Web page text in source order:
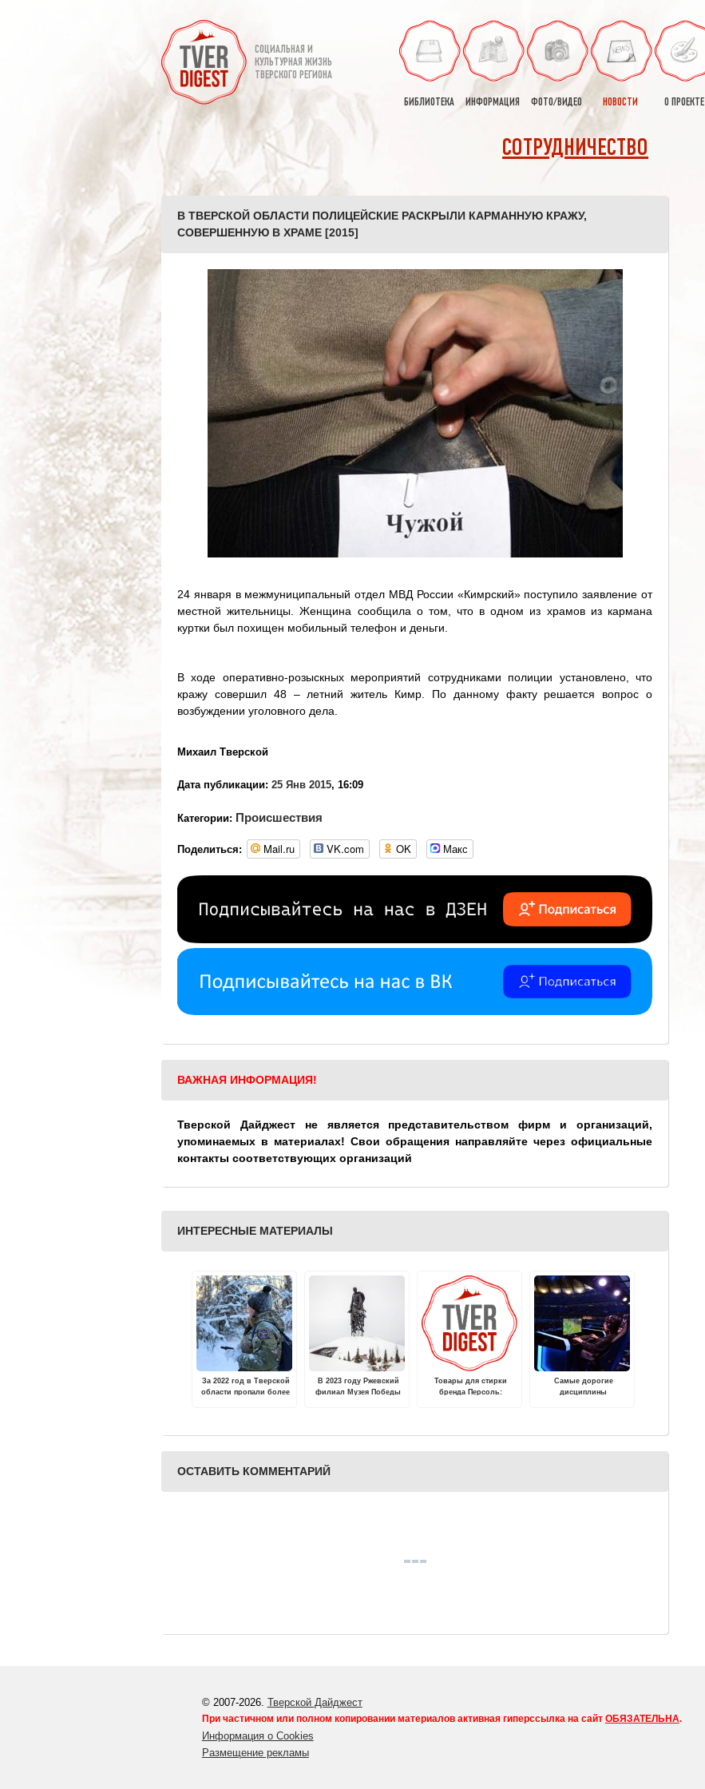
СОЦИАЛЬНАЯ И
КУЛЬТУРНАЯ ЖИЗНЬ
ТВЕРСКОГО РЕГИОНА
БИБЛИОТЕКА ИНФОРМАЦИЯ ФОТО/ВИДЕО НОВОСТИ О ПРОЕКТЕ
СОТРУДНИЧЕСТВО
В ТВЕРСКОЙ ОБЛАСТИ ПОЛИЦЕЙСКИЕ РАСКРЫЛИ КАРМАННУЮ КРАЖУ,
СОВЕРШЕННУЮ В ХРАМЕ [2015]
24 января в межмуниципальный отдел МВД России «Кимрский» поступило заявление от
местной жительницы. Женщина сообщила о том, что в одном из храмов из кармана
куртки был похищен мобильный телефон и деньги.
В ходе оперативно-розыскных мероприятий сотрудниками полиции установлено, что
кражу совершил 48 – летний житель Кимр. По данному факту решается вопрос о
возбуждении уголовного дела.
Михаил Тверской
Дата публикации: 25 Янв 2015, 16:09
Категории: Происшествия
Поделиться: Mail.ru VK.com OK Макс
ВАЖНАЯ ИНФОРМАЦИЯ!
Тверской Дайджест не является представительством фирм и организаций,
упоминаемых в материалах! Свои обращения направляйте через официальные
контакты соответствующих организаций
ИНТЕРЕСНЫЕ МАТЕРИАЛЫ
За 2022 год в Тверской
области пропали более
В 2023 году Ржевский
филиал Музея Победы
Товары для стирки
бренда Персоль:
Самые дорогие
дисциплины
ОСТАВИТЬ КОММЕНТАРИЙ
© 2007-2026. Тверской Дайджест
При частичном или полном копировании материалов активная гиперссылка на сайт ОБЯЗАТЕЛЬНА.
Информация о Cookies
Размещение рекламы